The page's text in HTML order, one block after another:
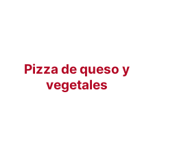
Pizza de queso y
vegetales